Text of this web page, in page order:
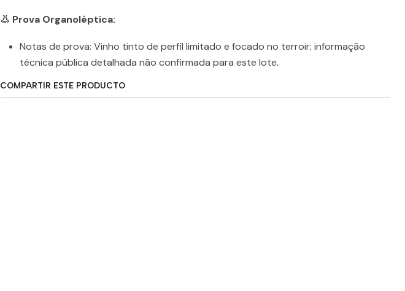
👃 Prova Organoléptica:
Notas de prova: Vinho tinto de perfil limitado e focado no terroir; informação
técnica pública detalhada não confirmada para este lote.
COMPARTIR ESTE PRODUCTO